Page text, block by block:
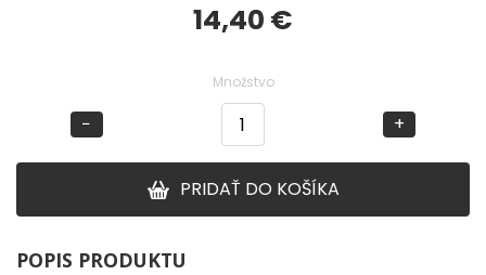
14,40 €
Množstvo
− +
PRIDAŤ DO KOŠÍKA
POPIS PRODUKTU
Udice na dierky
PUZDRÁ NA PRÚTY
NAVIJAKY
PREDNÁ BRZDA
BAITRUNNER